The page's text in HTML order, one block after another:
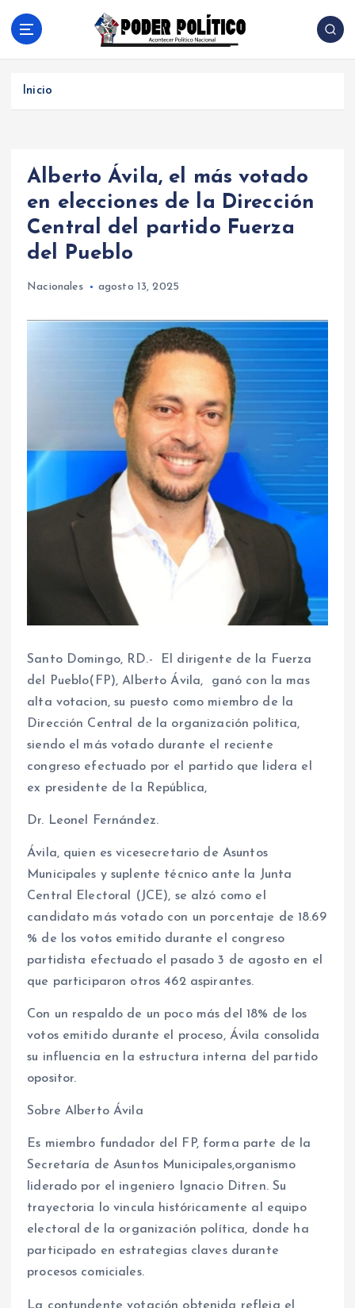
Acontecer Politico Nacional
Inicio
Alberto Ávila, el más votado
en elecciones de la Dirección
Central del partido Fuerza
del Pueblo
Nacionales agosto 13, 2025
Santo Domingo, RD.- El dirigente de la Fuerza
del Pueblo(FP), Alberto Ávila, ganó con la mas
alta votacion, su puesto como miembro de la
Dirección Central de la organización politica,
siendo el más votado durante el reciente
congreso efectuado por el partido que lidera el
ex presidente de la República,
Dr. Leonel Fernández.
Ávila, quien es vicesecretario de Asuntos
Municipales y suplente técnico ante la Junta
Central Electoral (JCE), se alzó como el
candidato más votado con un porcentaje de 18.69
% de los votos emitido durante el congreso
partidista efectuado el pasado 3 de agosto en el
que participaron otros 462 aspirantes.
Con un respaldo de un poco más del 18% de los
votos emitido durante el proceso, Ávila consolida
su influencia en la estructura interna del partido
opositor.
Sobre Alberto Ávila
Es miembro fundador del FP, forma parte de la
Secretaría de Asuntos Municipales,organismo
liderado por el ingeniero Ignacio Ditren. Su
trayectoria lo vincula históricamente al equipo
electoral de la organización política, donde ha
participado en estrategias claves durante
procesos comiciales.
La contundente votación obtenida refleja el